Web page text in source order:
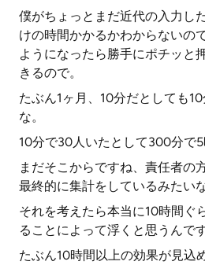
僕がちょっとまだ近代の入力し
けの時間かかるかわからないの
ようになったら勝手にポチッと
きるので。
たぶん1ヶ月、10分だとしても
な。
10分で30人いたとして300分で5
まだそこからですね、責任者の
最終的に集計をしているみたい
それを考えたら本当に10時間ぐ
ることによって浮くと思うんで
たぶん10時間以上の効果が見込